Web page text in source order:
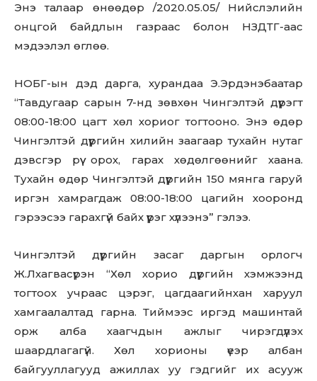
Энэ талаар өнөөдөр /2020.05.05/ Нийслэлийн
онцгой байдлын газраас болон НЗДТГ-аас
мэдээлэл өглөө.
НОБГ-ын дэд дарга, хурандаа Э.Эрдэнэбаатар
“Тавдугаар сарын 7-нд зөвхөн Чингэлтэй дүүрэгт
08:00-18:00 цагт хөл хориог тогтооно. Энэ өдөр
Чингэлтэй дүүргийн хилийн заагаар тухайн нутаг
дэвсгэр рүү орох, гарах хөдөлгөөнийг хаана.
Тухайн өдөр Чингэлтэй дүүргийн 150 мянга гаруй
иргэн хамрагдаж 08:00-18:00 цагийн хооронд
гэрээсээ гарахгүй байх үүрэг хүлээнэ” гэлээ.
Чингэлтэй дүүргийн засаг даргын орлогч
Ж.Лхагвасүрэн “Хөл хорио дүүргийн хэмжээнд
тогтоох учраас цэрэг, цагдаагийнхан харуул
хамгаалалтад гарна. Тиймээс иргэд машинтай
орж алба хаагчдын ажлыг чирэгдүүлэх
шаардлагагүй. Хөл хорионы үеэр албан
байгууллагууд ажиллах уу гэдгийг их асууж